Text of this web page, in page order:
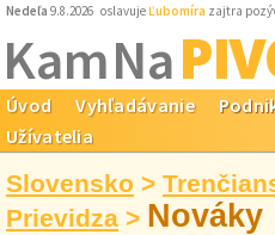
Nedeľa 9.8.2026 oslavuje Ľubomíra zajtra
Kam Na
Úvod Vyhľadávanie
Užívatelia
Slovensko >
Prievidza > Nováky